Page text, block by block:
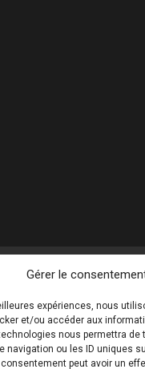
Gérer le
expériences, nous
et/ou accéder aux
nous permettra de
navigation ou les ID uniques
peut avoir un
les photos de ce site